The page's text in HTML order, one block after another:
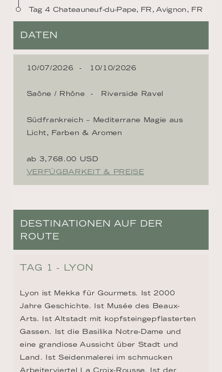
Tag 4 Chateauneuf-du-Pape, FR, Avignon, FR
DATEN
10/07/2026 10/10/2026
Saône / Rhône Riverside Ravel
Südfrankreich – Mediterrane Magie aus
Licht, Farben & Aromen
ab 3,768.00 USD
VERFÜGBARKEIT & PREISE
DESTINATIONEN AUF DER
ROUTE
TAG 1 - LYON
Lyon ist Mekka für Gourmets. Ist 2000
Jahre Geschichte. Ist Musée des Beaux-
Arts. Ist Altstadt mit kopfsteingepflasterten
Gassen. Ist die Basilika Notre-Dame und
eine grandiose Aussicht über Stadt und
Land. Ist Seidenmalerei im schmucken
Arbeiterviertel La Croix-Rousse. Ist der